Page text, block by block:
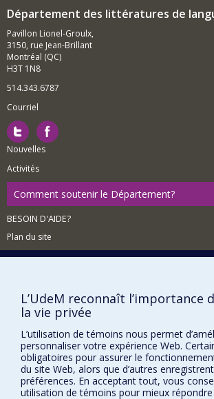
Département des littératures de
Pavillon Lionel-Groulx,
3150, rue Jean-Brillant
Montréal (QC)
H3T 1N8
514.343.6787
Courriel
Nouvelles
Activités
Comment soutenir le Département?
BESOIN D'AIDE?
Plan du site
Signaler une erreur
FACULTÉ DES ARTS ET DES SCIENCES
Nos centres d'études
Nos programmes et cours
L’UdeM reconnaît l’importance
la vie privée
L’utilisation de témoins nous permet
personnaliser votre expérience Web.
obligatoires pour assurer le
du site Web, alors que d’autres
préférences. En acceptant tout, vous
utilisation de témoins pour mieux